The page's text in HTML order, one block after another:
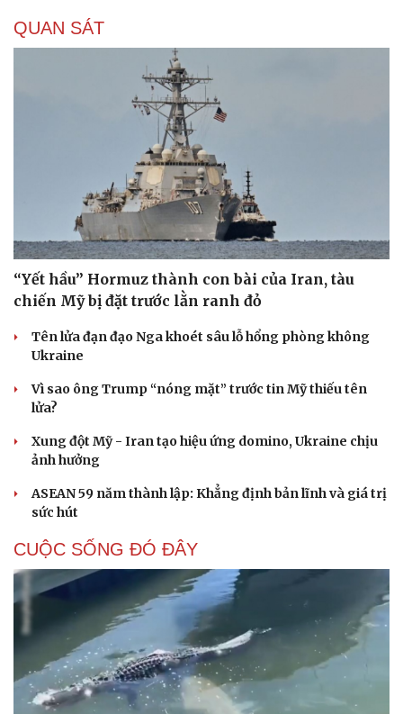
Cải chính
QUAN SÁT
“Yết hầu” Hormuz thành con bài của Iran, tàu
chiến Mỹ bị đặt trước lằn ranh đỏ
Tên lửa đạn đạo Nga khoét sâu lỗ hổng phòng không
Ukraine
Vì sao ông Trump “nóng mặt” trước tin Mỹ thiếu tên
lửa?
Xung đột Mỹ - Iran tạo hiệu ứng domino, Ukraine chịu
ảnh hưởng
ASEAN 59 năm thành lập: Khẳng định bản lĩnh và giá trị
sức hút
CUỘC SỐNG ĐÓ ĐÂY